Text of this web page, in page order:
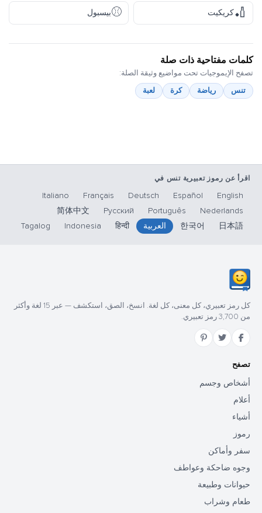
🏏كريكيت ⚾بيسبول
كلمات مفتاحية ذات صلة
تصفح الإيموجيات تحت مواضيع وثيقة الصلة:
تنس
رياضة كرة لعبة
اقرأ عن رموز تعبيرية تنس في
English
Español
Deutsch
Français
Italiano
Nederlands
Português
Русский
简体中文
日本語
한국어 العربية हिन्दी
Indonesia
Tagalog
كل رمز تعبيري، كل معنى، كل لغة. انسخ، الصق، استكشف — عبر 15 لغة وأكثر
من 3,700 رمز تعبيري.
تصفح
أشخاص وجسم
أعلام
أشياء
رموز
سفر وأماكن
وجوه ضاحكة وعواطف
حيوانات وطبيعة
طعام وشراب